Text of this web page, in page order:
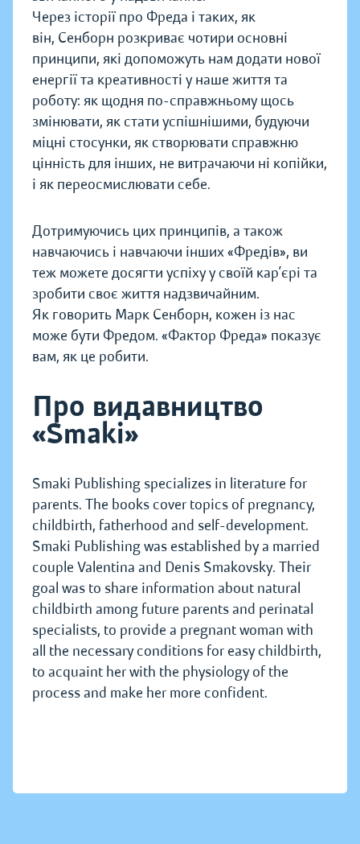
Через історії про Фреда і таких, як
він, Сенборн розкриває чотири основні
принципи, які допоможуть нам додати нової
енергії та креативності у наше життя та
роботу: як щодня по-справжньому щось
змінювати, як стати успішнішими, будуючи
міцні стосунки, як створювати справжню
цінність для інших, не витрачаючи ні копійки,
і як переосмислювати себе.
Дотримуючись цих принципів, а також
навчаючись і навчаючи інших «Фредів», ви
теж можете досягти успіху у своїй кар’єрі та
зробити своє життя надзвичайним.
Як говорить Марк Сенборн, кожен із нас
може бути Фредом. «Фактор Фреда» показує
вам, як це робити.
Про видавництво
«Smaki»
Smaki Publishing specializes in literature for
parents. The books cover topics of pregnancy,
childbirth, fatherhood and self-development.
Smaki Publishing was established by a married
couple Valentina and Denis Smakovsky. Their
goal was to share information about natural
childbirth among future parents and perinatal
specialists, to provide a pregnant woman with
all the necessary conditions for easy childbirth,
to acquaint her with the physiology of the
process and make her more confident.